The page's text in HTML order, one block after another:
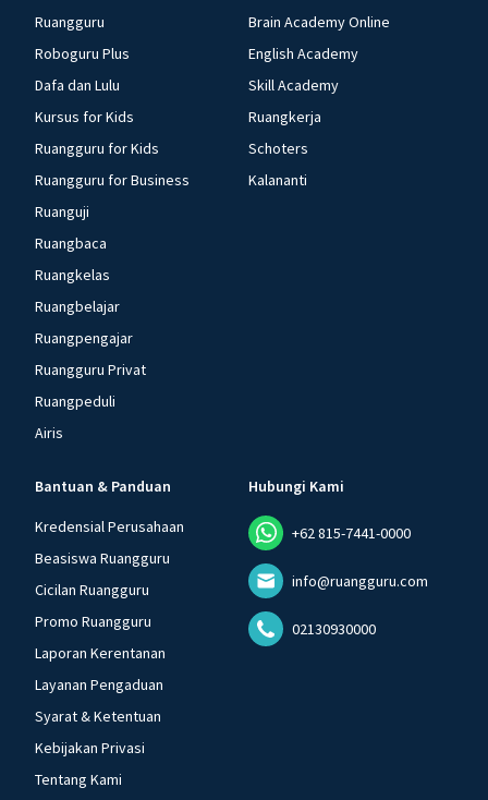
Ruangguru
Roboguru Plus
Dafa dan Lulu
Kursus for Kids
Ruangguru for Kids
Ruangguru for Business
Ruanguji
Ruangbaca
Ruangkelas
Ruangbelajar
Ruangpengajar
Ruangguru Privat
Ruangpeduli
Airis
Brain Academy Online
English Academy
Skill Academy
Ruangkerja
Schoters
Kalananti
Bantuan & Panduan
Kredensial Perusahaan
Beasiswa Ruangguru
Cicilan Ruangguru
Promo Ruangguru
Laporan Kerentanan
Layanan Pengaduan
Syarat & Ketentuan
Kebijakan Privasi
Tentang Kami
Hubungi Kami
+62 815-7441-0000
info@ruangguru.com
02130930000